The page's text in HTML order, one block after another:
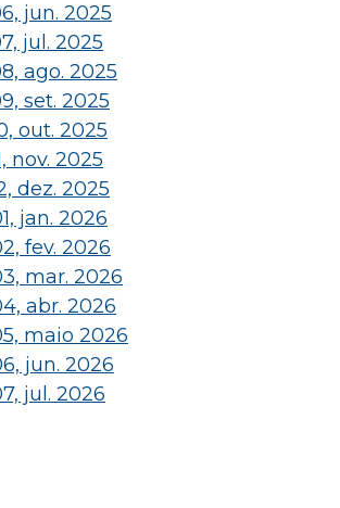
jun. 2025
jul. 2025
ago. 2025
set. 2025
out. 2025
nov. 2025
dez. 2025
jan. 2026
fev. 2026
mar. 2026
abr. 2026
maio 2026
jun. 2026
jul. 2026